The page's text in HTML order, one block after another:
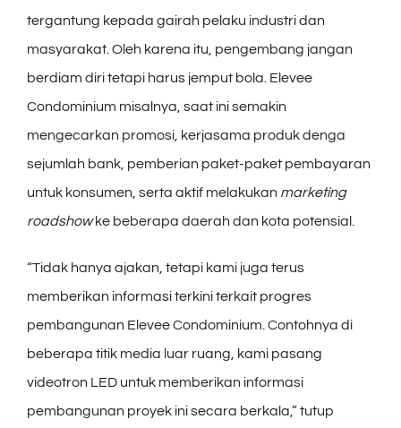
tergantung kepada gairah pelaku industri dan
masyarakat. Oleh karena itu, pengembang jangan
berdiam diri tetapi harus jemput bola. Elevee
Condominium misalnya, saat ini semakin
mengecarkan promosi, kerjasama produk denga
sejumlah bank, pemberian paket-paket pembayaran
untuk konsumen, serta aktif melakukan marketing
roadshowke beberapa daerah dan kota potensial.
“Tidak hanya ajakan, tetapi kami juga terus
memberikan informasi terkini terkait progres
pembangunan Elevee Condominium. Contohnya di
beberapa titik media luar ruang, kami pasang
videotron LED untuk memberikan informasi
pembangunan proyek ini secara berkala,” tutup